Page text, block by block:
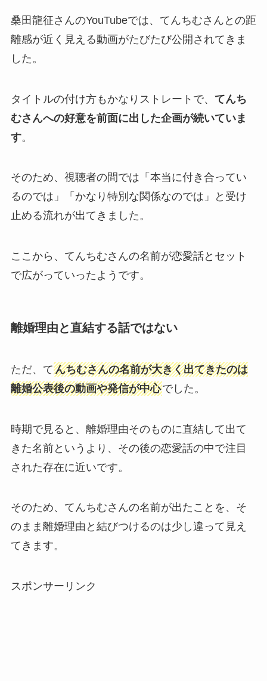
桑田龍征さんのYouTubeでは、てんちむさんとの距
離感が近く見える動画がたびたび公開されてきま
した。
タイトルの付け方もかなりストレートで、 てんち
むさんへの好意を前面に出した企画が続いていま
す。
そのため、視聴者の間では「本当に付き合ってい
るのでは」「かなり特別な関係なのでは」と受け
止める流れが出てきました。
ここから、てんちむさんの名前が恋愛話とセット
で広がっていったようです。
離婚理由と直結する話ではない
ただ、てんちむさんの名前が大きく出てきたのは
離婚公表後の動画や発信が中心でした。
時期で見ると、離婚理由そのものに直結して出て
きた名前というより、その後の恋愛話の中で注目
された存在に近いです。
そのため、てんちむさんの名前が出たことを、そ
のまま離婚理由と結びつけるのは少し違って見え
てきます。
スポンサーリンク